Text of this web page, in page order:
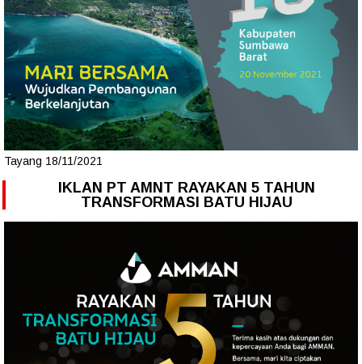
Tayang 18/11/2021
IKLAN PT AMNT RAYAKAN 5 TAHUN
TRANSFORMASI BATU HIJAU